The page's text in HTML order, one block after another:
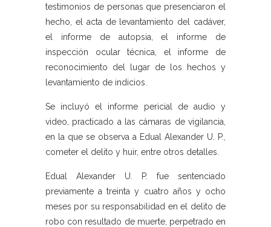
testimonios de personas que presenciaron el
hecho, el acta de levantamiento del cadáver,
el informe de autopsia, el informe de
inspección ocular técnica, el informe de
reconocimiento del lugar de los hechos y
levantamiento de indicios.
Se incluyó el informe pericial de audio y
video, practicado a las cámaras de vigilancia,
en la que se observa a Edual Alexander U. P.,
cometer el delito y huir, entre otros detalles.
Edual Alexander U. P. fue sentenciado
previamente a treinta y cuatro años y ocho
meses por su responsabilidad en el delito de
robo con resultado de muerte, perpetrado en